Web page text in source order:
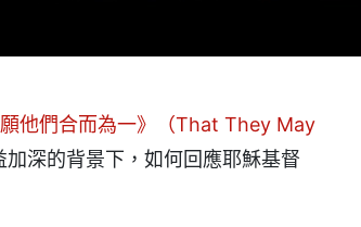
願他們合而為一》（That They May
加深的背景下，如何回應耶穌基督